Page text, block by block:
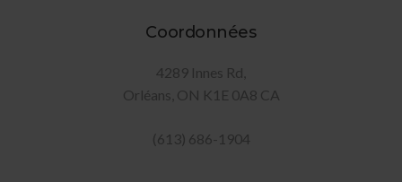
Coordonnées
4289 Innes Rd
Orléans ON K1E 0A8 CA
(613) 686-1904